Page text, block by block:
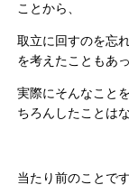
ことから、
取立に回すのを忘
を考えたこともあっ
実際にそんなこと
ちろんしたことはな
当たり前のことで